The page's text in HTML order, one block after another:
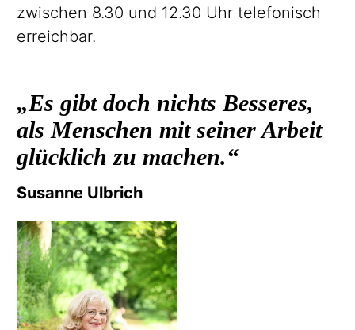
zwischen 8.30 und 12.30 Uhr telefonisch
erreichbar.
Es gibt doch nichts Besseres,
als Menschen mit seiner Arbeit
glücklich zu machen.
Susanne Ulbrich